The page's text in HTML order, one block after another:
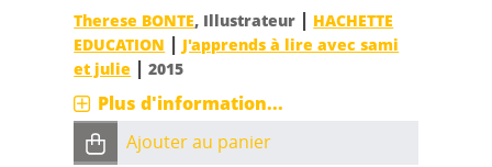
Therese BONTE, Illustrateur | HACHETTE
EDUCATION | J'apprends à lire avec sami
et julie |2015
Plus d'information...
Ajouter au panier